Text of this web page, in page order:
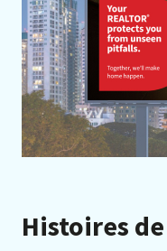
Histoires